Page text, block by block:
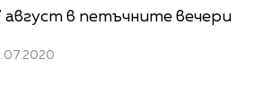
в петъчните вечери